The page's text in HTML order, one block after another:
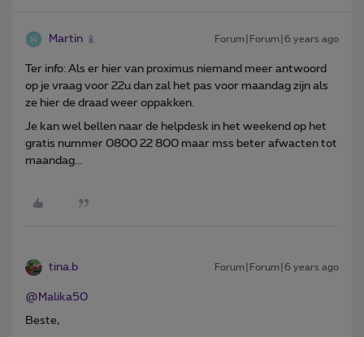
Martin Forum|Forum|6 years ago
Ter info: Als er hier van proximus niemand meer antwoord
op je vraag voor 22u dan zal het pas voor maandag zijn als
ze hier de draad weer oppakken.
Je kan wel bellen naar de helpdesk in het weekend op het
gratis nummer 0800 22 800 maar mss beter afwacten tot
maandag...
tina.b Forum|Forum|6 years ago
@Malika50
Beste,